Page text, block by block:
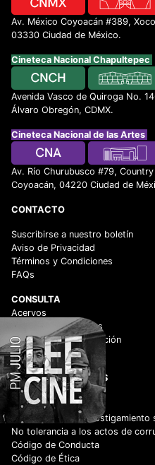
Av. México Coyoacán #389,
03330 Ciudad de México.
Cineteca Nacional Chapultepec
Avenida Vasco de Quiroga No.
Álvaro Obregón, CDMX.
Cineteca Nacional de las Artes
Av. Río Churubusco #79,
Coyoacán, 04220 Ciudad de
CONTACTO
Suscribirse a nuestro boletín
Aviso de Privacidad
Términos y Condiciones
FAQs
CONSULTA
Acervos
Historico de películas
Centro de documentación
Videoteca Digital
ENLACES DE INTERÉS
Adquisiciones
Normateca
Cero tolerancia al hostigamiento
No tolerancia a los actos de
Código de Conducta
Código de Ética